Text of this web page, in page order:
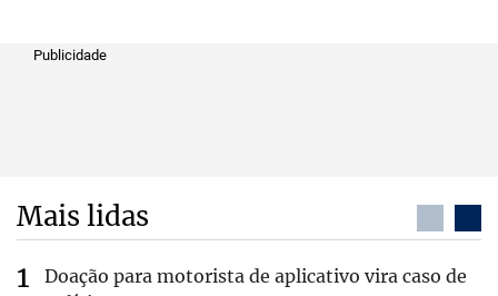
Publicidade
Mais lidas
Doação para motorista de aplicativo vira caso de